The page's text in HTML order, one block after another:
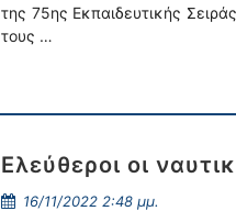
της 75ης Εκπαιδευτικής
τους …
Ελεύθεροι οι
16/11/2022 2:48 μμ.